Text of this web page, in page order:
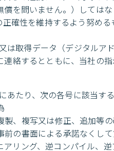
償を問いません。）しては
確性を維持するよう努め
は取得データ（デジタル
連絡するとともに、当社の
あたり、次の各号に該当す
製、複写又は修正、追加等
前の書面による承諾なくし
アリング、逆コンパイル、